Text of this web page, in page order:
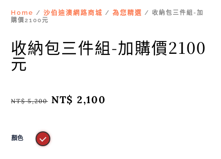
Home /沙伯迪澳網路商城 /為您精選 / 收納包三件組-加
購價2100元
收納包三件組-加購價2100
元
NT$5,200 原
NT$ 5,200。
NT$ 2,100
顏色